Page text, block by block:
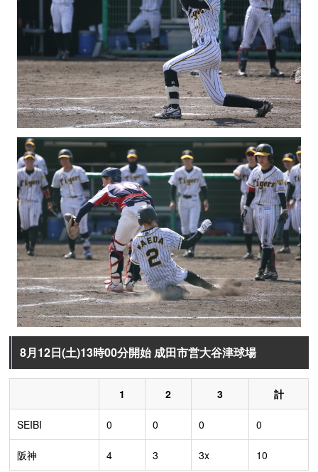
8月12日(土)13時00分開始 成田市営大谷津球場
1 2 3 計
SEIBI 0 0 0 0
阪神 4 3 3x 10